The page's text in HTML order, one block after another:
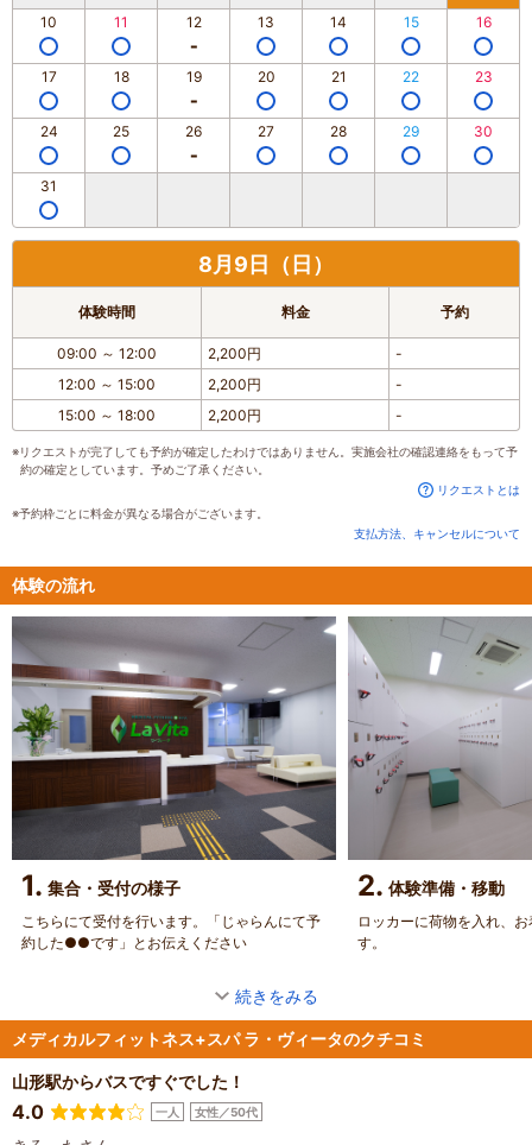
10 11 12 13 14 15 16
17 18 19 20 21 22 23
24 25 26 27 28 29 30
31
8月9日（日）
体験時間 料金 予約
09:00 ～ 12:00 2,200円
-
12:00 ～ 15:00 2,200円
-
15:00 ～ 18:00 2,200円 -
※リクエストが完了しても予約が確定したわけではありません。実施会社の確認連絡をもって予
約の確定としています。予めご了承ください。
リクエストとは
※予約枠ごとに料金が異なる場合がございます。
支払方法、キャンセルについて
体験の流れ
1. 集合・受付の様子
こちらにて受付を行います。「じゃらんにて予
約した●●です」とお伝えください
2. 体験準備・移動
ロッカーに荷物を入れ、
す。
続きをみる
メディカルフィットネス+スパ ラ・ヴィータのクチコミ
山形駅からバスですぐでした！
4.0 一人 女性／50代